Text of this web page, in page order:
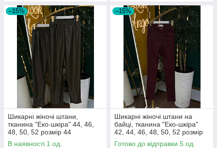
–15%
Шикарні жіночі штани,
тканина "Еко-шкіра" 44, 46,
48, 50, 52 розмір 44
В наявності 1 од.
–15%
Шикарні жіночі штани на
байці, тканина "Еко-шкіра"
42, 44, 46, 48, 50, 52 розмір
42
Готово до відправки 5 од.